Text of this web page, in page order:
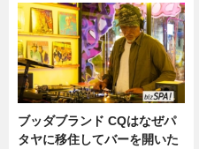
ブッダブランド CQはなぜパ
タヤに移住してバーを開いた